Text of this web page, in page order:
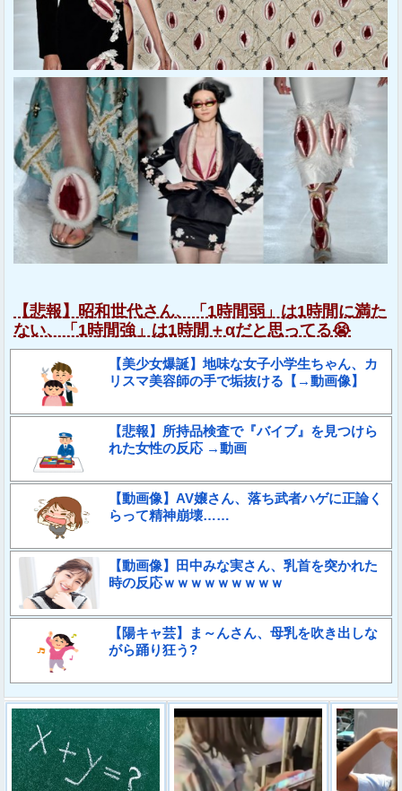
【悲報】昭和世代さん、「1時間弱」は1時間に満た
ない、「1時間強」は1時間＋αだと思ってる😭
【美少女爆誕】地味な女子小学生ちゃん、カ
リスマ美容師の手で垢抜ける【→動画像】
【悲報】所持品検査で『バイブ』を見つけら
れた女性の反応 →動画
【動画像】AV嬢さん、落ち武者ハゲに正論く
らって精神崩壊……
【動画像】田中みな実さん、乳首を突かれた
時の反応ｗｗｗｗｗｗｗｗｗ
【陽キャ芸】ま～んさん、母乳を吹き出しな
がら踊り狂う?